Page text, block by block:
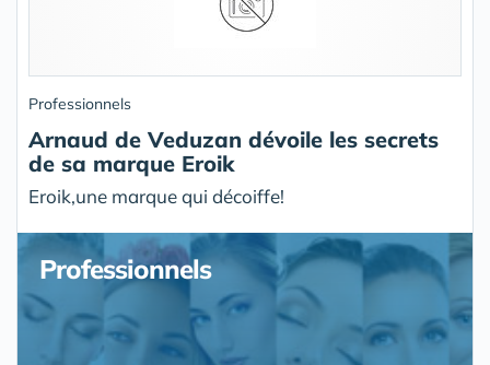
Professionnels
Arnaud de Veduzan dévoile les secrets
de sa marque Eroik
Eroik,une marque qui décoiffe!
Professionnels